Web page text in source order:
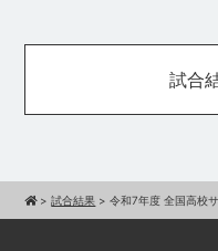
試合
>試合結果 >令和7年度 全国高校